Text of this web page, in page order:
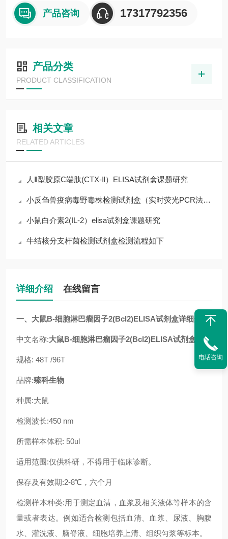
产品咨询 17317792356
产品分类
PRODUCT CLASSIFICATION
相关文章
RELATED ARTICLES
人Ⅱ型胶原C端肽(CTX-Ⅱ）ELISA试剂盒课题研究
小反刍兽疫病毒野毒株检测试剂盒（实时荧光PCR法）说明书
小鼠白介素2(IL-2）elisa试剂盒课题研究
牛结核分支杆菌检测试剂盒检测流程如下
详细介绍 在线留言
一、 大鼠B-细胞淋巴瘤因子2(Bcl2)ELISA试剂盒详细介绍
中文名称:大鼠B-细胞淋巴瘤因子2(Bcl2)ELISA试剂盒
规格: 48T /96T
品牌:臻科生物
种属:大鼠
检测波长:450 nm
所需样本体积: 50ul
适用范围:仅供科研，不得用于临床诊断。
保存及有效期:2-8℃，六个月
检测样本种类:用于测定血清，血浆及相关液体等样本的含
量或者表达。例如适合检测包括血清、血浆、尿液、胸腹
水、灌洗液、脑脊液、细胞培养上清、组织匀浆等标本。
电话咨询